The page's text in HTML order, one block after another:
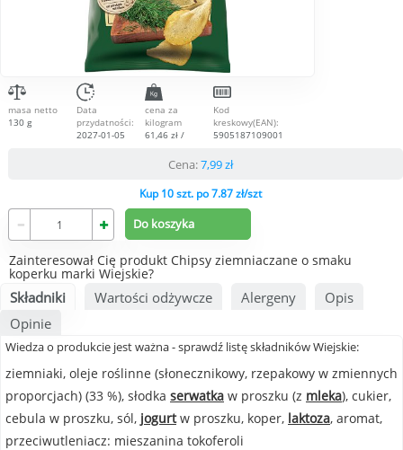
masa netto
130 g
Data
przydatności:
2027-01-05
cena za
kilogram
61,46 zł /
Kod
kreskowy(EAN):
5905187109001
Cena:7,99zł
Kup 10 szt. po 7.87 zł/szt
Zainteresował Cię produkt Chipsy ziemniaczane o smaku
koperku marki Wiejskie?
Składniki Wartości odżywcze Alergeny
Opis
Opinie
Wiedza o produkcie jest ważna - sprawdź listę składników Wiejskie:
ziemniaki, oleje roślinne (słonecznikowy, rzepakowy w zmiennych
proporcjach) (33 %), słodka serwatka w proszku (z mleka), cukier,
cebula w proszku, sól, jogurtw proszku, koper, laktoza, aromat,
przeciwutleniacz: mieszanina tokoferoli